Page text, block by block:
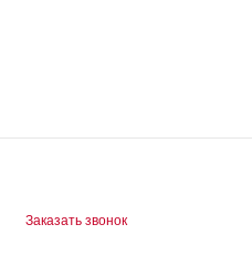
Заказать звонок